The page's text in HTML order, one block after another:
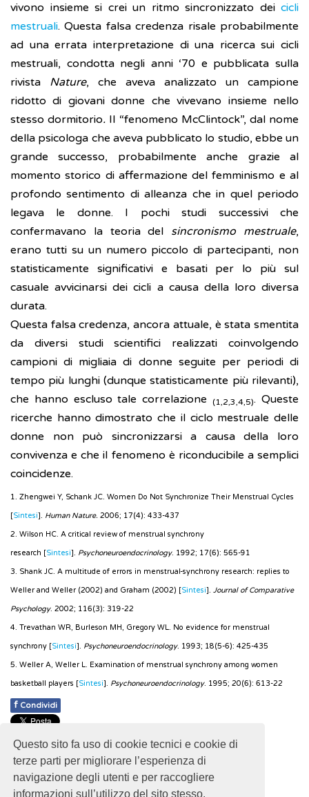
Questo sito fa uso di cookie tecnici e cookie di
terze parti per migliorare l’esperienza di
navigazione degli utenti e per raccogliere
informazioni sull’utilizzo del sito stesso.
vivono insieme si crei un ritmo sincronizzato dei cicli
mestruali. Questa falsa credenza risale probabilmente
ad una errata interpretazione di una ricerca sui cicli
mestruali, condotta negli anni ‘70 e pubblicata sulla
rivista Nature, che aveva analizzato un campione
ridotto di giovani donne che vivevano insieme nello
stesso dormitorio. Il “fenomeno McClintock”, dal nome
della psicologa che aveva pubblicato lo studio, ebbe un
grande successo, probabilmente anche grazie al
momento storico di affermazione del femminismo e al
profondo sentimento di alleanza che in quel periodo
legava le donne. I pochi studi successivi che
confermavano la teoria del sincronismo mestruale,
erano tutti su un numero piccolo di partecipanti, non
statisticamente significativi e basati per lo più sul
casuale avvicinarsi dei cicli a causa della loro diversa
durata.
Questa falsa credenza, ancora attuale, è stata smentita
da diversi studi scientifici realizzati coinvolgendo
campioni di migliaia di donne seguite per periodi di
tempo più lunghi (dunque statisticamente più rilevanti),
che hanno escluso tale correlazione(1,2,3,4,5). Queste
ricerche hanno dimostrato che il ciclo mestruale delle
donne non può sincronizzarsi a causa della loro
convivenza e che il fenomeno è riconducibile a semplici
coincidenze.
1. Zhengwei Y, Schank JC. Women Do Not Synchronize Their Menstrual Cycles
[Sintesi]. Human Nature. 2006; 17(4): 433-437
2. Wilson HC. A critical review of menstrual synchrony
research [Sintesi]. Psychoneuroendocrinology. 1992; 17(6): 565-91
3. Shank JC. A multitude of errors in menstrual-synchrony research: replies to
Weller and Weller (2002) and Graham (2002) [Sintesi]. Journal of Comparative
Psychology. 2002; 116(3): 319-22
4. Trevathan WR, Burleson MH, Gregory WL. No evidence for menstrual
synchrony [Sintesi]. Psychoneuroendocrinology. 1993; 18(5-6): 425-435
5. Weller A, Weller L. Examination of menstrual synchrony among women
basketball players [Sintesi]. Psychoneuroendocrinology. 1995; 20(6): 613-22
f Condividi
Pubblicato: 15 Giugno 2018
- Ultimo aggiornamento: 17 Febbraio 2025